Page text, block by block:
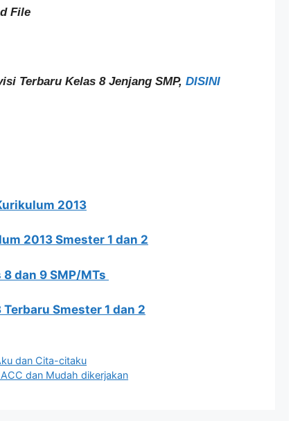
File
Terbaru Kelas 8 Jenjang SMP, DISINI
2013
2013 Smester 1 dan 2
8 dan 9 SMP/MTs
Terbaru Smester 1 dan 2
dan Cita-citaku
dan Mudah dikerjakan